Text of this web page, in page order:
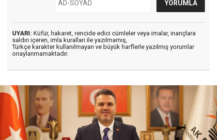
UYARI: Küfür, hakaret, rencide edici cümleler veya imalar, inançlara
saldırı içeren, imla kuralları ile yazılmamış,
Türkçe karakter kullanılmayan ve büyük harflerle yazılmış yorumlar
onaylanmamaktadır.